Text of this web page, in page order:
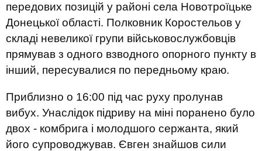
передових позицій у районі села Новотроїцьке
Донецької області. Полковник Коростельов у
складі невеликої групи військовослужбовців
прямував з одного взводного опорного пункту в
інший, пересувалися по передньому краю.
Приблизно о 16:00 під час руху пролунав
вибух. Унаслідок підриву на міні поранено було
двох - комбрига і молодшого сержанта, який
його супроводжував. Євген знайшов сили